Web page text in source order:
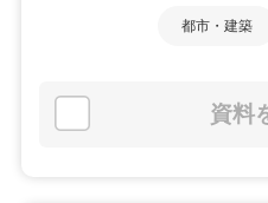
都市・建築
資料